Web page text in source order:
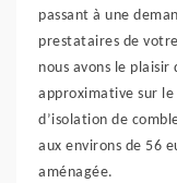
passant à une
prestataires de
nous avons le
approximative sur
d’isolation de
aux environs de 56
aménagée.